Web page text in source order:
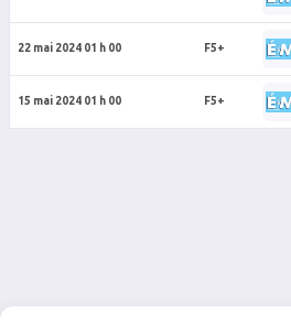
22 mai 2024 01 h 00 F5+
15 mai 2024 01 h 00 F5+